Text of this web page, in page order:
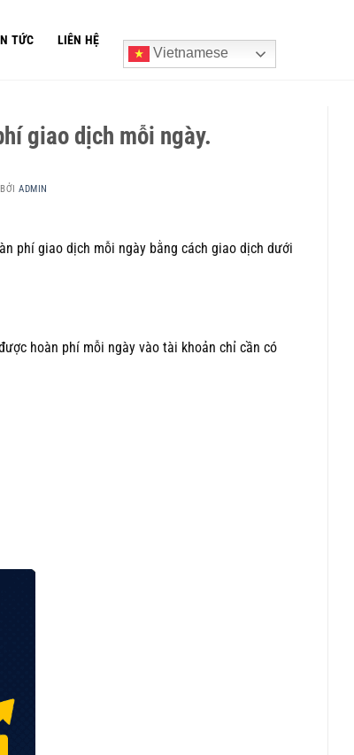
TỨC
LIÊN HỆ
Vietnamese
giao dịch mỗi ngày.
BỞIADMIN
phí giao dịch mỗi ngày bằng cách giao dịch dưới
hoàn phí mỗi ngày vào tài khoản chỉ cần có